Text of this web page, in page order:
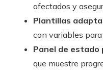
afectados y
Plantillas
con variables
Panel de estado
que muestre